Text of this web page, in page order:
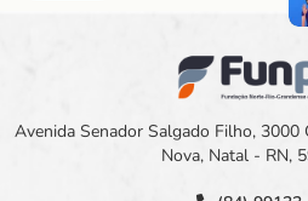
Avenida Senador Salgado Filho,
Nova, Natal - RN,